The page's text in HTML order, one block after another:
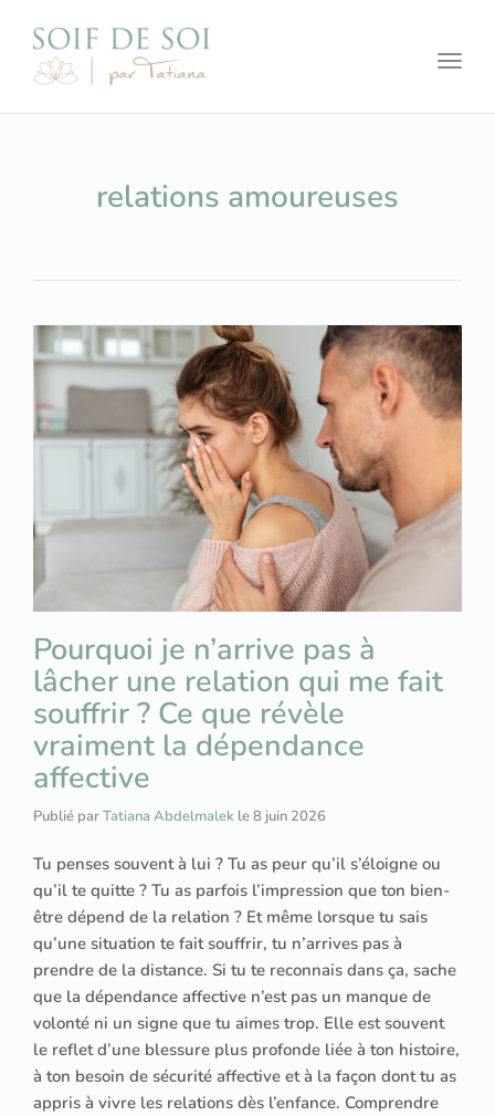
relations amoureuses
Pourquoi je n’arrive pas à
lâcher une relation qui me fait
souffrir ? Ce que révèle
vraiment la dépendance
affective
Publié parTatiana Abdelmalek le8 juin 2026
Tu penses souvent à lui ? Tu as peur qu’il s’éloigne ou
qu’il te quitte ? Tu as parfois l’impression que ton bien-
être dépend de la relation ? Et même lorsque tu sais
qu’une situation te fait souffrir, tu n’arrives pas à
prendre de la distance. Si tu te reconnais dans ça, sache
que la dépendance affective n’est pas un manque de
volonté ni un signe que tu aimes trop. Elle est souvent
le reflet d’une blessure plus profonde liée à ton histoire,
à ton besoin de sécurité affective et à la façon dont tu as
appris à vivre les relations dès l’enfance. Comprendre